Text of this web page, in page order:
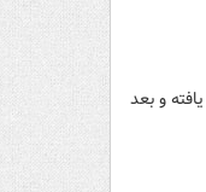
افزایش یافته و بعد